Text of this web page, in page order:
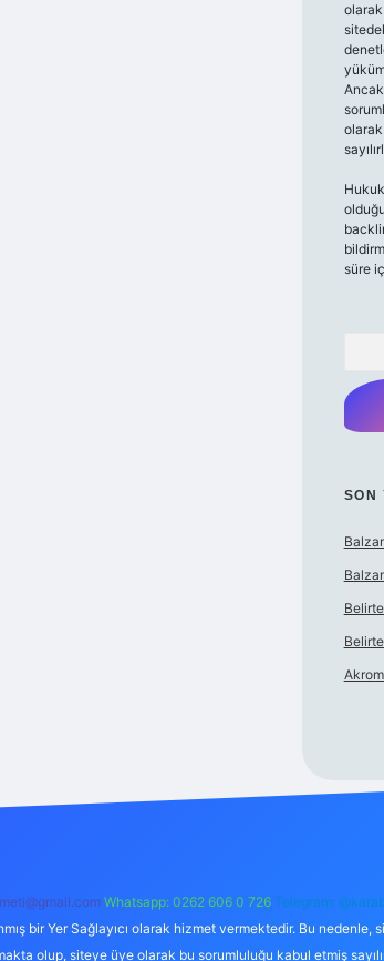
süre
SON
Whatsapp: 0262 606 0 726 Telegram:
bir Yer Sağlayıcı olarak hizmet vermektedir. Bu
olup, siteye üye olarak bu sorumluluğu kabul etmiş